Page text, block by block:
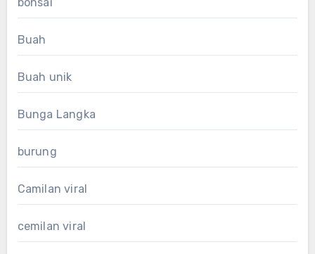
bonsai
Buah
Buah unik
Bunga Langka
burung
Camilan viral
cemilan viral